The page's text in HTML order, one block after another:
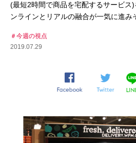
(最短2時間で商品を宅配するサービス
ンラインとリアルの融合が一気に進み
今週の視点
2019.07.29